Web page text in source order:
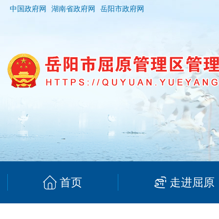
中国政府网 湖南省政府网 岳阳市政府网
首页 走进屈原